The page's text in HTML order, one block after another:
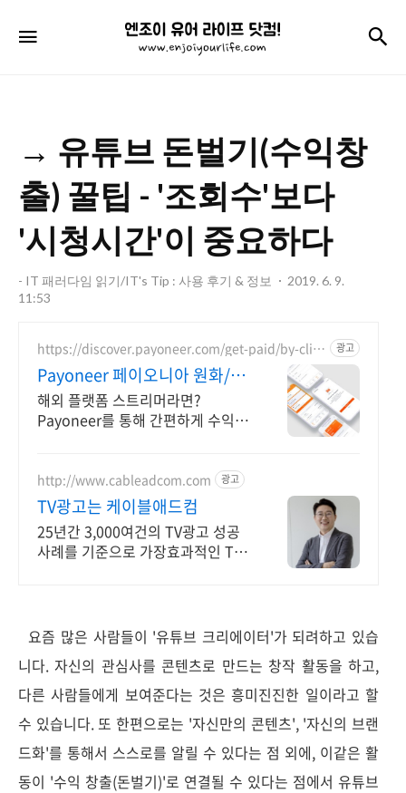
엔
조
어
라
이
프
닷
→ 유튜브 돈벌기(수익창
출) 꿀팁 - '조회수'보다
'시청시간'이 중요하다
- IT 패러다임 읽기/IT's Tip : 사용 후기 & 정보
2019. 6. 9.
11:53
https://discover.payoneer.com/get-paid/by-clie
nt-and-companies-worldwide-kr
광고
Payoneer 페이오니아 원화/외
화 인출 가능
해외 플랫폼 스트리머라면?
Payoneer를 통해 간편하게 수익
http://www.cableadcom.com 광고
TV광고는 케이블애드컴
25년간 3,000여건의 TV광고 성공
사례를 기준으로 가장효과적인 TV
요즘 많은 사람들이 '유튜브 크리에이터'가 되려하고 있습
니다. 자신의 관심사를 콘텐츠로 만드는 창작 활동을 하고,
다른 사람들에게 보여준다는 것은 흥미진진한 일이라고 할
수 있습니다. 또 한편으로는 '자신만의 콘텐츠', '자신의 브랜
드화'를 통해서 스스로를 알릴 수 있다는 점 외에, 이같은 활
동이 '수익 창출(돈벌기)'로 연결될 수 있다는 점에서 유튜브